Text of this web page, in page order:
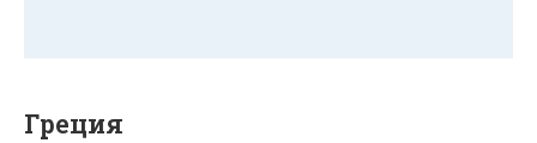
Греция